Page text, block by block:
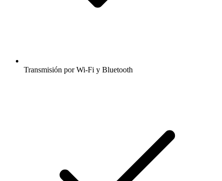
Transmisión por Wi-Fi y Bluetooth